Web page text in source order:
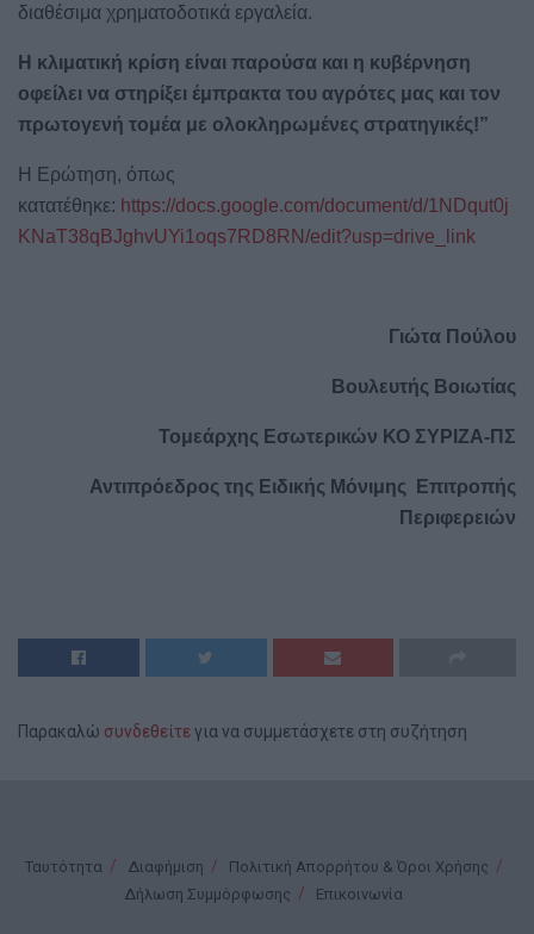
διαθέσιμα χρηματοδοτικά εργαλεία.
Η κλιματική κρίση είναι παρούσα και η κυβέρνηση
οφείλει να στηρίξει έμπρακτα του αγρότες μας και τον
πρωτογενή τομέα με ολοκληρωμένες στρατηγικές!”
H Ερώτηση, όπως
κατατέθηκε: https://docs.google.com/document/d/1NDqut0j
KNaT38qBJghvUYi1oqs7RD8RN/edit?usp=drive_link
Γιώτα Πούλου
Βουλευτής Βοιωτίας
Τομεάρχης Εσωτερικών ΚΟ ΣΥΡΙΖΑ-ΠΣ
Αντιπρόεδρος της Ειδικής Μόνιμης Επιτροπής
Περιφερειών
Παρακαλώ συνδεθείτεγια να συμμετάσχετε στη συζήτηση
Ταυτότητα Διαφήμιση
Πολιτική Απορρήτου & Όροι Χρήσης
Δήλωση Συμμόρφωσης
Επικοινωνία